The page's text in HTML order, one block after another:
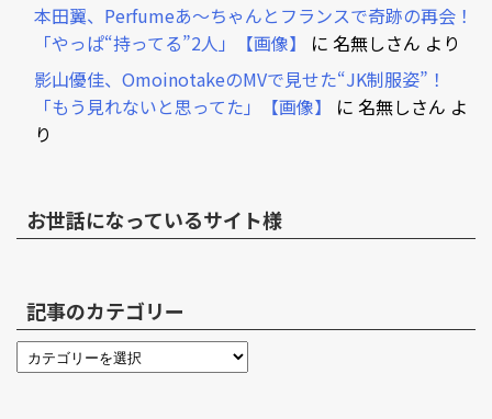
本田翼、Perfumeあ～ちゃんとフランスで奇跡の再会！
「やっぱ“持ってる”2人」【画像】
に 名無しさん より
影山優佳、OmoinotakeのMVで見せた“JK制服姿”！
「もう見れないと思ってた」【画像】
に 名無しさん よ
り
お世話になっているサイト様
記事のカテゴリー